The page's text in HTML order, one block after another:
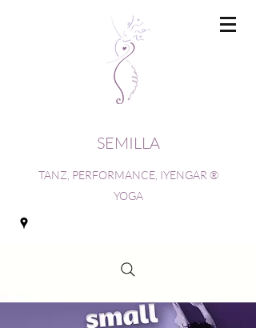
SEMILLA
TANZ, PERFORMANCE, IYENGAR ®
YOGA